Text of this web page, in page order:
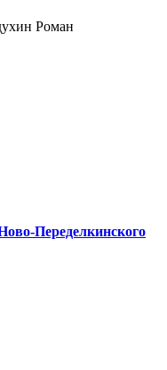
Переделкинского